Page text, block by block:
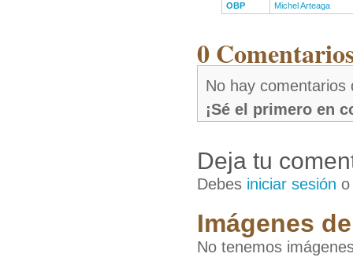
OBP
Michel Arteaga
0
No hay comentarios
¡Sé el primero en
Deja tu
Debes iniciar sesión
Imágenes
No tenemos